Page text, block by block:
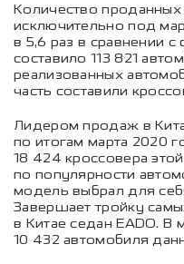
Количество
исключительно под
в 5,6 раз в сравнении
составило 113 821
реализованных
часть составили
Лидером продаж в
по итогам марта 2020
18 424 кроссовера
по популярности
модель выбрал для
Завершает тройку
в Китае седан EADO. В
10 432 автомобиля